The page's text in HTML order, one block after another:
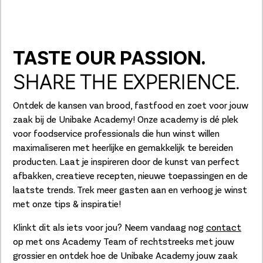
TASTE OUR PASSION.
SHARE THE EXPERIENCE.
Ontdek de kansen van brood, fastfood en zoet voor jouw
zaak bij de Unibake Academy! Onze academy is dé plek
voor foodservice professionals die hun winst willen
maximaliseren met heerlijke en gemakkelijk te bereiden
producten. Laat je inspireren door de kunst van perfect
afbakken, creatieve recepten, nieuwe toepassingen en de
laatste trends. Trek meer gasten aan en verhoog je winst
met onze tips & inspiratie!
Klinkt dit als iets voor jou? Neem vandaag nog contact
op met ons Academy Team of rechtstreeks met jouw
grossier en ontdek hoe de Unibake Academy jouw zaak